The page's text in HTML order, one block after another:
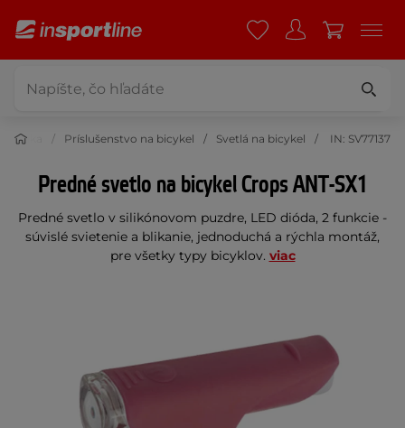
Príslušenstvo na bicykel Svetlá na bicykel IN: SV77137
Predné svetlo na bicykel Crops ANT-SX1
Predné svetlo v silikónovom puzdre, LED dióda, 2 funkcie -
súvislé svietenie a blikanie, jednoduchá a rýchla montáž,
pre všetky typy bicyklov. viac